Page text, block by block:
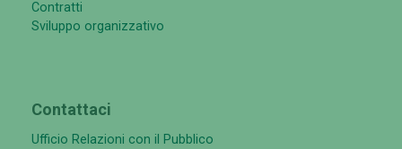
Contratti
Sviluppo organizzativo
Contattaci
Ufficio Relazioni con il Pubblico